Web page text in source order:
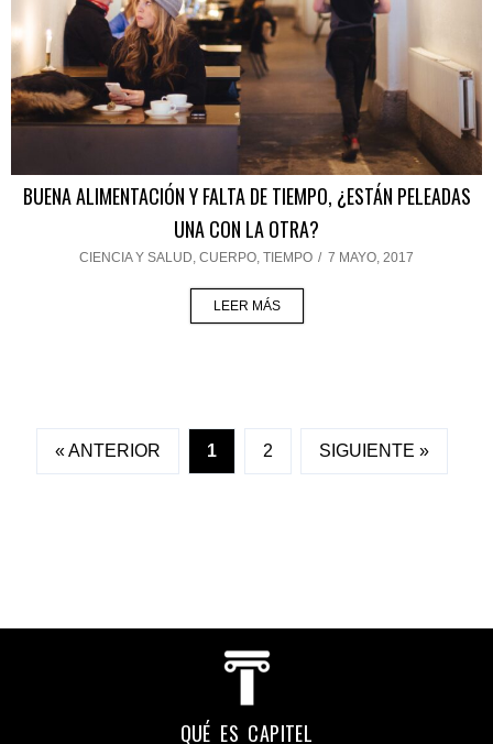
BUENA ALIMENTACIÓN Y FALTA DE TIEMPO, ¿ESTÁN PELEADAS
UNA CON LA OTRA?
CIENCIA Y SALUD, CUERPO, TIEMPO / 7 MAYO, 2017
LEER MÁS
« ANTERIOR 1 2 SIGUIENTE »
QUÉ ES CAPITEL